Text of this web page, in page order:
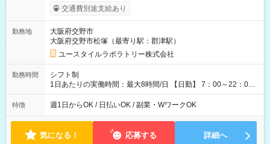
考慮して決定します 【収入例】 週1回勤務の場合：1,510円×8時
間×4回=4万8,320円 週3回勤務の場合：1,510円×8時間×12回
1,600円 【試用期間】試用期間あり 試用期間の長さ：2ヶ月
※ 雇用形態と給与に、本採用時と異なる部分があります。 雇用
形態：本採用時と同じです。 給与：時給 1,180円以上
交通費別途支給あり
勤務地
大阪府交野市
大阪府交野市松塚（最寄り駅：郡津駅）
ユースタイルラボラトリー株式会社
勤務時間
シフト制
1日あたりの実働時間：最大8時間/日 【日勤】 7：00～22：00
の間で4～8時間勤務（休憩時間は法定通り） ※週1日～OK ／ 1
日4時間から勤務OK ／ 夜勤なし ＊＊ 勤務時間例 ＊＊ ■7時
変動 ※曜日固定（毎週同じ曜日勤務）
特徴 週1日からOK / 日払いOK / 副業・WワークOK
気になる！ 応募する 詳細へ